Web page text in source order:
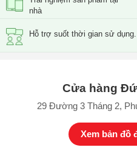
Dung lượng
iPhone X 64GB cũ
iPhone X 256GB cũ
iPhone X cũ sở hữu thiết kế nhỏ
mà không bị cấn tay. Mặt trước
có dãy đen chứ camera
nhà
Hỗ trợ suốt thời gian sử
Cửa hàng
29 Đường 3 Tháng 2,
Xem bản đồ